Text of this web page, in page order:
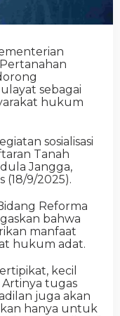
sebagai
hukum
sosialisasi
Tanah
Jangga,
(18/9/2025).
Reforma
bahwa
manfaat
hukum adat.
kecil
tugas
juga akan
hanya untuk